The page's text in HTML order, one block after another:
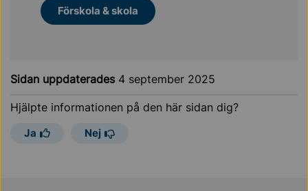
Förskola & skola
Sidan uppdaterades 4 september 2025
Hjälpte informationen på den här sidan dig?
Ja Nej